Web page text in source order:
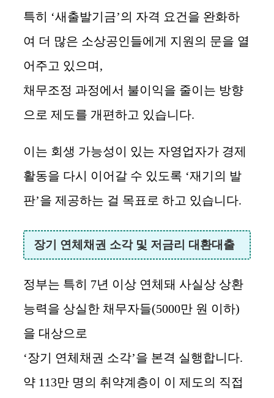
특히 ‘새출발기금’의 자격 요건을 완화하
여 더 많은 소상공인들에게 지원의 문을 열
어주고 있으며,
채무조정 과정에서 불이익을 줄이는 방향
으로 제도를 개편하고 있습니다.
이는 회생 가능성이 있는 자영업자가 경제
활동을 다시 이어갈 수 있도록 ‘재기의 발
판’을 제공하는 걸 목표로 하고 있습니다.
장기 연체채권 소각 및 저금리 대환대출
정부는 특히 7년 이상 연체돼 사실상 상환
능력을 상실한 채무자들(5000만 원 이하)
을 대상으로
‘장기 연체채권 소각’을 본격 실행합니다.
약 113만 명의 취약계층이 이 제도의 직접